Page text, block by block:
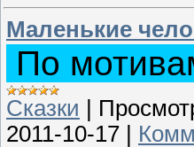
Маленькие
По
Сказки |
2011-10-17 |